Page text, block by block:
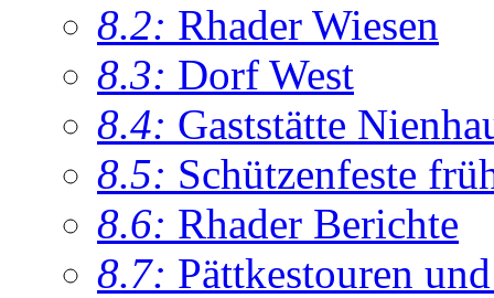
8.2: Rhader Wiesen
8.3: Dorf West
8.4: Gaststätte
8.5: Schützenfeste
8.6: Rhader Berichte
8.7: Pättkestouren